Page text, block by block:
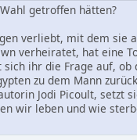
getroffen hätten?
verliebt, mit dem sie
verheiratet, hat eine
ihr die Frage auf, ob
zu dem Mann
Jodi Picoult, setzt
wir leben und wie